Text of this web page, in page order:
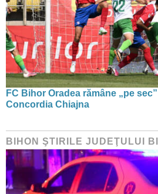
FC Bihor Oradea rămâne „pe
Concordia Chiajna
BIHON ŞTIRILE JUDEŢULUI